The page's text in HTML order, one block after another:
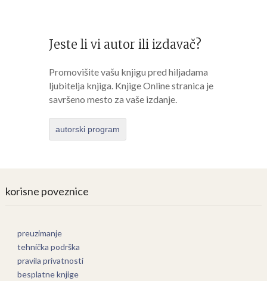
Jeste li vi autor ili izdavač?
Promovišite vašu knjigu pred hiljadama
ljubitelja knjiga. Knjige Online stranica je
savršeno mesto za vaše izdanje.
autorski program
korisne poveznice
preuzimanje
tehnička podrška
pravila privatnosti
besplatne knjige